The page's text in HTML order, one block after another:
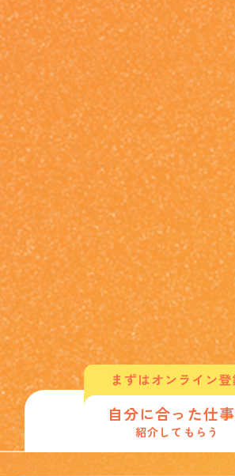
自分に合った仕事
紹介してもらう